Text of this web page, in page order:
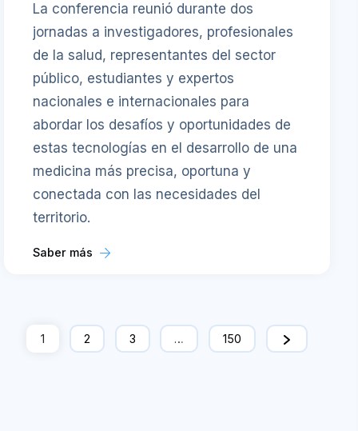
La conferencia reunió durante dos
jornadas a investigadores, profesionales
de la salud, representantes del sector
público, estudiantes y expertos
nacionales e internacionales para
abordar los desafíos y oportunidades de
estas tecnologías en el desarrollo de una
medicina más precisa, oportuna y
conectada con las necesidades del
territorio.
Saber más
1 2 3 … 150